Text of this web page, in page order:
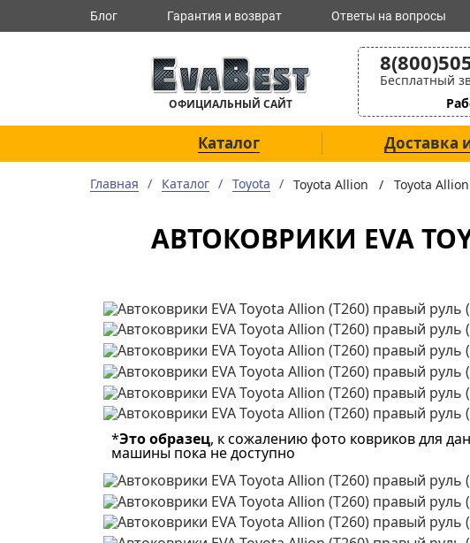
Блог Гарантия и возврат Ответы на вопросы
ОФИЦИАЛЬНЫЙ САЙТ
Бесплатный
Каталог Доставка
Главная Каталог Toyota Toyota Allion / Toyota
АВТОКОВРИКИ EVA
*Это образец, к сожалению фото ковриков для
машины пока не доступно